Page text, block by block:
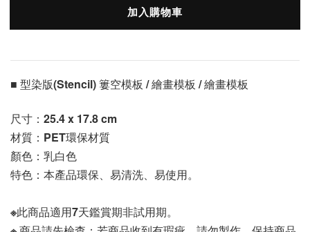
加入購物車
■ 型染版(Stencil) 簍空模板 / 繪畫模板 / 繪畫模板
尺寸：25.4 x 17.8 cm
材質：PET環保材質
顏色：乳白色
特色：本產品環保、易清洗、易使用。
※此商品適用7天鑑賞期非試用期。